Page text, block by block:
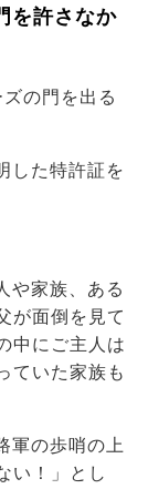
を許さなか
の門を出る
した特許証を
や家族、ある
が面倒を見て
中にご主人は
ていた家族も
軍の歩哨の上
い！」とし